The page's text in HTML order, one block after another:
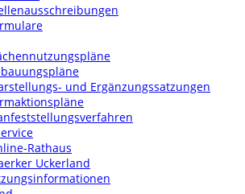
und Ergänzungssatzungen
Rathaus
Uckerland